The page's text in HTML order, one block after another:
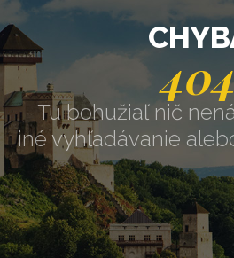
Tu bohužiaľ nič
iné vyhľadávanie